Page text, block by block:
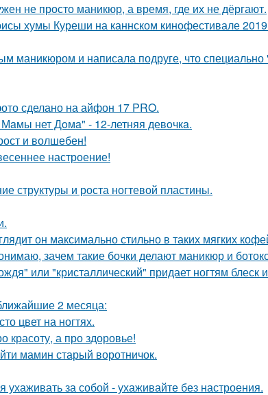
не просто маникюр, а время, где их не дёргают.
хумы Куреши на каннском кинофестивале
маникюром и написала подруге, что
сделано на айфон 17 PRO.
нет Дoмa" - 12-летняя девoчкa.
и волшебен!
настроение!
структуры и роста ногтевой пластины.
он максимально стильно в таких мягких
зачем такие бочки делают маникюр и
или "кристаллический" придает ногтям блеск
2 месяца:
цвет на ногтях.
красоту, а про здоровье!
мамин старый воротничок.
ухаживать за собой - ухаживайте без настроения.